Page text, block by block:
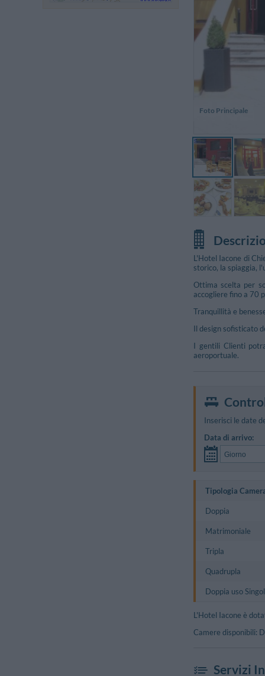
Foto Principale
Foto Sala Conferenze
L'Hotel Iacone di
storico, la spiaggia,
Ottima scelta per
accogliere fino a 70
Tranquillità e
Il design sofisticato
I gentili Clienti
aeroportuale.
Inserisci le date
Data di arrivo:
Tipologia
Doppia
Matrimoniale
Tripla
Quadrupla
Doppia uso
L'Hotel Iacone è
Camere disponibili:
Servizi